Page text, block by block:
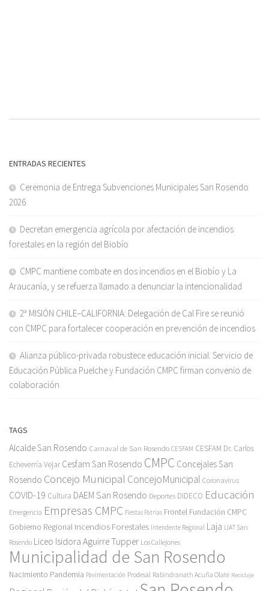
ENTRADAS RECIENTES
Ceremonia de Entrega Subvenciones Municipales San Rosendo
2026
Decretan emergencia agrícola por afectación de incendios
forestales en la región del Biobío
CMPC mantiene combate en dos incendios en el Biobío y La
Araucanía, y se refuerza llamado a denunciar la intencionalidad
2ª MISIÓN CHILE–CALIFORNIA: Delegación de Cal Fire se reunió
con CMPC para fortalecer cooperación en prevención de incendios
Alianza público-privada robustece educación inicial: Servicio de
Educación Pública Puelche y Fundación CMPC firman convenio de
colaboración
TAGS
Alcalde San Rosendo Carnaval de San Rosendo CESFAM CESFAM Dr. Carlos
Echeverría Vejar Cesfam San Rosendo CMPC Concejales San
Rosendo Concejo Municipal ConcejoMunicipal Coronavirus
COVID-19 Cultura DAEM San Rosendo Deportes DIDECO Educación
Emergencia Empresas CMPC Fiestas Patrias Frontel Fundación CMPC
Gobierno Regional Incendios Forestales Intendente Regional Laja LIAT San
Rosendo Liceo Isidora Aguirre Tupper Los Callejones
Municipalidad de San Rosendo
Nacimiento Pandemia Pavimentación Prodesal Rabindranath Acuña Olate Reciclaje